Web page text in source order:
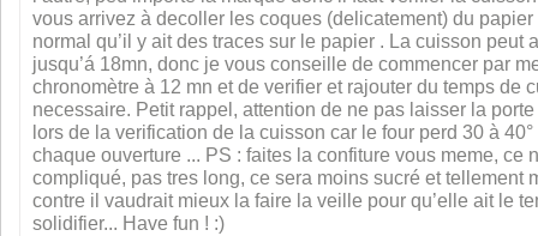
vous arrivez à decoller les coques (delicatement) du papier
normal qu’il y ait des traces sur le papier . La cuisson peut
jusqu’á 18mn, donc je vous conseille de commencer par
chronomètre à 12 mn et de verifier et rajouter du temps de
necessaire. Petit rappel, attention de ne pas laisser la
lors de la verification de la cuisson car le four perd 30 à
chaque ouverture ... PS : faites la confiture vous meme, ce
compliqué, pas tres long, ce sera moins sucré et tellement
contre il vaudrait mieux la faire la veille pour qu’elle ait le
solidifier... Have fun ! :)